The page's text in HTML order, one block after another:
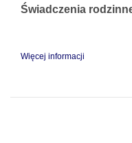
Świadczenia
Więcej informacji